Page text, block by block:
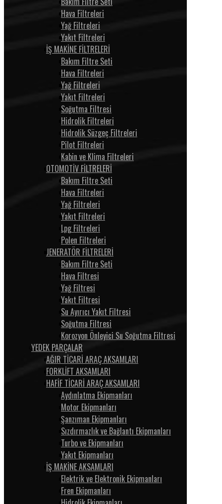
Hava Filtreleri
Yağ Filtreleri
Yakıt Filtreleri
İŞ MAKİNE FİLTRELERİ
Bakım Filtre Seti
Hava Filtreleri
Yağ Filtreleri
Yakıt Filtreleri
Soğutma Filtresi
Hidrolik Filtreleri
Hidrolik Süzgeç Filtreleri
Pilot Filtreleri
Kabin ve Klima Filtreleri
OTOMOTİV FİLTRELERİ
Bakım Filtre Seti
Hava Filtreleri
Yağ Filtreleri
Yakıt Filtreleri
Lpg Filtreleri
Polen Filtreleri
JENERATÖR FİLTRELERİ
Bakım Filtre Seti
Hava Filtresi
Yağ Filtresi
Yakıt Filtresi
Su Ayırıcı Yakıt Filtresi
Soğutma Filtresi
Korozyon Önleyici Su Soğutma Filtresi
YEDEK PARÇALAR
AĞIR TİCARİ ARAÇ AKSAMLARI
FORKLİFT AKSAMLARI
HAFİF TİCARİ ARAÇ AKSAMLARI
Aydınlatma Ekipmanları
Motor Ekipmanları
Şanzıman Ekipmanları
Sızdırmazlık ve Bağlantı Ekipmanları
Turbo ve Ekipmanları
Yakıt Ekipmanları
İŞ MAKİNE AKSAMLARI
Elektrik ve Elektronik Ekipmanları
Fren Ekipmanları